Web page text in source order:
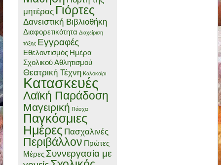
μητέρας Γιόρτες
Δανειστική Βιβλιοθήκη
Διαφορετικότητα Διαχείριση
τάξης Εγγραφές
Εθελοντισμός Ημέρα
Σχολικού Αθλητισμού
Θεατρική Τέχνη Καλοκαίρι
Κατασκευές
Λαϊκή Παράδοση
Μαγειρική Πάσχα
Παγκόσμιες
Ημέρες Πασχαλινές
Περιβάλλον Πρώτες
Μέρες Συννεργασία με